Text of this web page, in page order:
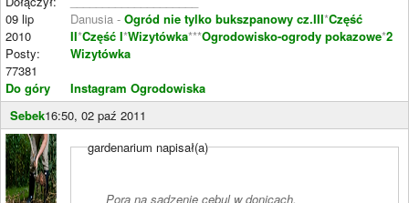
09 lip
2010
Posty:
77381
Do góry
Danusia - Ogród nie tylko bukszpanowy cz.III*Część
II*Część I*Wizytówka***Ogrodowisko-ogrody pokazowe*2
Wizytówka
Instagram Ogrodowiska
Sebek16:50, 02 paź 2011
gardenarium napisał(a)
Pora na sadzenie cebul w donicach.